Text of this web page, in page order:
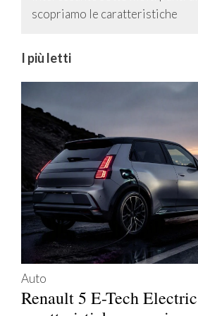
scopriamo le caratteristiche
I più letti
Auto
Renault 5 E-Tech